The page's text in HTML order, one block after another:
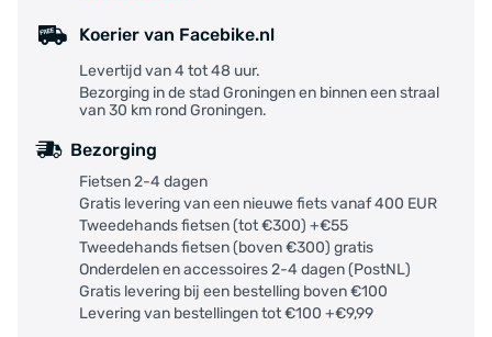
Koerier van Facebike.nl
Levertijd van 4 tot 48 uur.
Bezorging in de stad Groningen en binnen een straal
van 30 km rond Groningen.
Bezorging
Fietsen 2-4 dagen
Gratis levering van een nieuwe fiets vanaf 400 EUR
Tweedehands fietsen (tot €300) +€55
Tweedehands fietsen (boven €300) gratis
Onderdelen en accessoires 2-4 dagen (PostNL)
Gratis levering bij een bestelling boven €100
Levering van bestellingen tot €100 +€9,99